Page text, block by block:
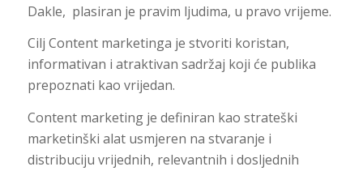
Dakle, plasiran je pravim ljudima, u pravo vrijeme.
Cilj Content marketinga je stvoriti koristan,
informativan i atraktivan sadržaj koji će publika
prepoznati kao vrijedan.
Content marketing je definiran kao strateški
marketinški alat usmjeren na stvaranje i
distribuciju vrijednih, relevantnih i dosljednih